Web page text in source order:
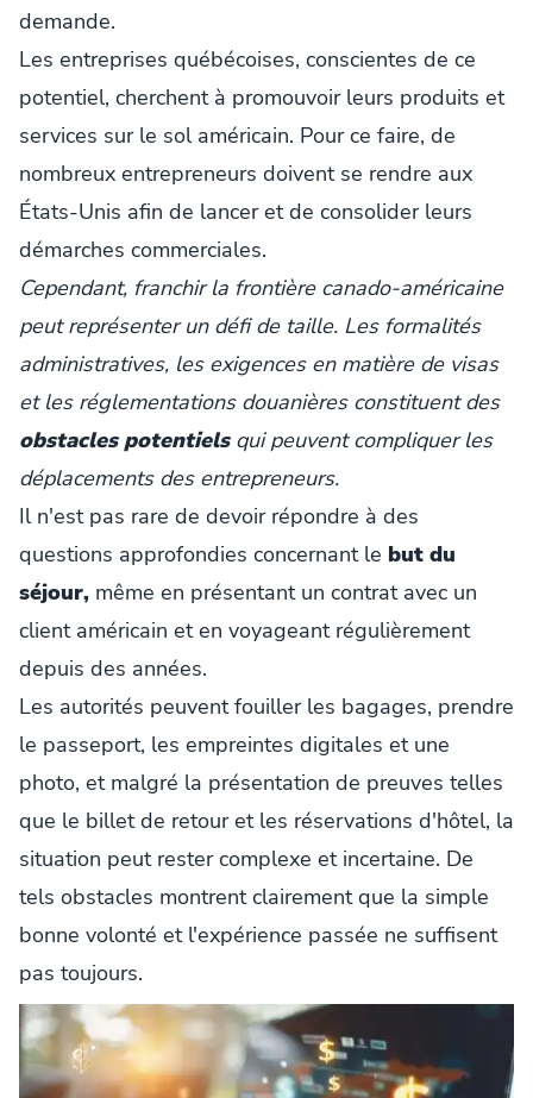
demande.
Les entreprises québécoises, conscientes de ce
potentiel, cherchent à promouvoir leurs produits et
services sur le sol américain. Pour ce faire, de
nombreux entrepreneurs doivent se rendre aux
États-Unis afin de lancer et de consolider leurs
démarches commerciales.
Cependant, franchir la frontière canado-américaine
peut représenter un défi de taille. Les formalités
administratives, les exigences en matière de visas
et les réglementations douanières constituent des
obstacles potentiels qui peuvent compliquer les
déplacements des entrepreneurs.
Il n'est pas rare de devoir répondre à des
questions approfondies concernant le but du
séjour, même en présentant un contrat avec un
client américain et en voyageant régulièrement
depuis des années.
Les autorités peuvent fouiller les bagages, prendre
le passeport, les empreintes digitales et une
photo, et malgré la présentation de preuves telles
que le billet de retour et les réservations d'hôtel, la
situation peut rester complexe et incertaine. De
tels obstacles montrent clairement que la simple
bonne volonté et l'expérience passée ne suffisent
pas toujours.